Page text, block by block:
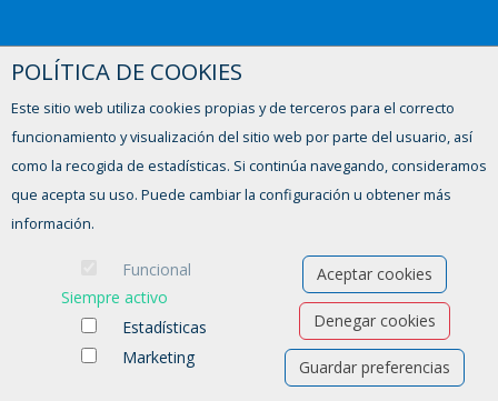
CREAMA XÀBIA
☎ 96-5793604
Avinguda del Trenc d'Alba, 2,
POLÍTICA DE COOKIES
Este sitio web utiliza cookies propias y de terceros para el correcto
funcionamiento y visualización del sitio web por parte del usuario, así
como la recogida de estadísticas. Si continúa navegando, consideramos
que acepta su uso. Puede cambiar la configuración u obtener más
información.
Funcional
Siempre activo
Estadísticas
Marketing
Aceptar cookies
Denegar cookies
Guardar preferencias